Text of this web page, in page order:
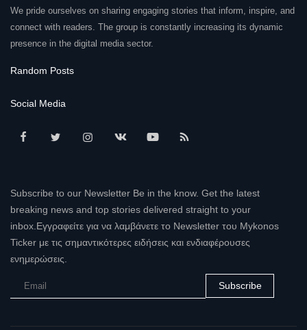
We pride ourselves on sharing engaging stories that inform, inspire, and
connect with readers. The group is constantly increasing its dynamic
presence in the digital media sector.
Random Posts
Social Media
Subscribe to our Newsletter Be in the know. Get the latest
breaking news and top stories delivered straight to your
inbox.Εγγραφείτε για να λαμβάνετε το Newsletter του Mykonos
Ticker με τις σημαντικότερες ειδήσεις και ενδιαφέρουσες
ενημερώσεις.
Subscribe